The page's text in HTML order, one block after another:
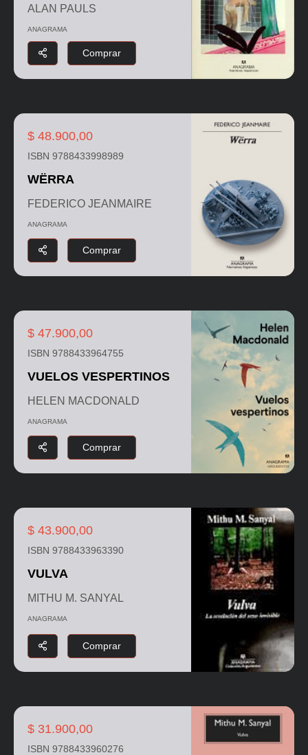
ALAN PAULS
ANAGRAMA
Comprar
$ 48.900,00
ISBN 9788433998989
WËRRA
FEDERICO JEANMAIRE
ANAGRAMA
Comprar
$ 47.900,00
ISBN 9788433964755
VUELOS VESPERTINOS
HELEN MACDONALD
ANAGRAMA
Comprar
$ 43.900,00
ISBN 9788433963390
VULVA
MITHU M. SANYAL
ANAGRAMA
Comprar
$ 31.900,00
ISBN 9788433960276